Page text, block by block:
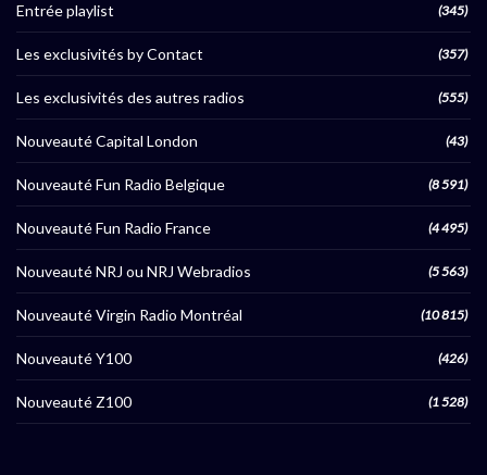
Entrée playlist (345)
Les exclusivités by Contact (357)
Les exclusivités des autres radios (555)
Nouveauté Capital London (43)
Nouveauté Fun Radio Belgique (8 591)
Nouveauté Fun Radio France (4 495)
Nouveauté NRJ ou NRJ Webradios (5 563)
Nouveauté Virgin Radio Montréal (10 815)
Nouveauté Y100 (426)
Nouveauté Z100 (1 528)